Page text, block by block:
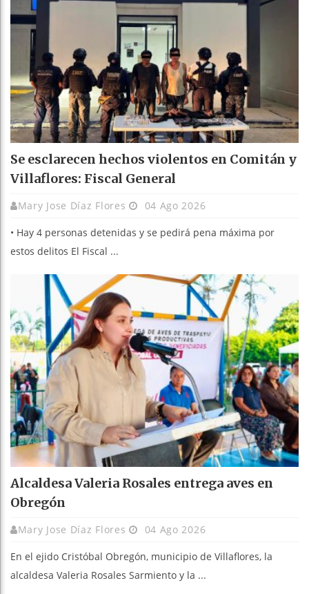
Se esclarecen hechos violentos en Comitán y
Villaflores: Fiscal General
Mary Jose Díaz Flores 04 Ago 2026
• Hay 4 personas detenidas y se pedirá pena máxima por
estos delitos El Fiscal ...
Alcaldesa Valeria Rosales entrega aves en
Obregón
Mary Jose Díaz Flores 04 Ago 2026
En el ejido Cristóbal Obregón, municipio de Villaflores, la
alcaldesa Valeria Rosales Sarmiento y la ...